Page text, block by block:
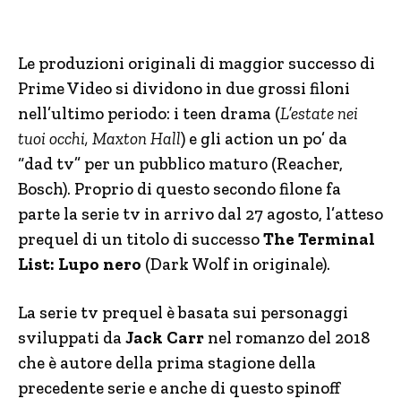
Le produzioni originali di maggior successo di
Prime Video si dividono in due grossi filoni
nell’ultimo periodo: i teen drama (L’estate nei
tuoi occhi, Maxton Hall) e gli action un po’ da
“dad tv” per un pubblico maturo (Reacher,
Bosch). Proprio di questo secondo filone fa
parte la serie tv in arrivo dal 27 agosto, l’atteso
prequel di un titolo di successoThe Terminal
List: Lupo nero (Dark Wolf in originale).
La serie tv prequel è basata sui personaggi
sviluppati daJack Carr nel romanzo del 2018
che è autore della prima stagione della
precedente serie e anche di questo spinoff